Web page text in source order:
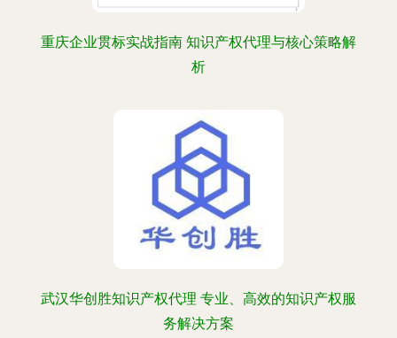
重庆企业贯标实战指南 知识产权代理与核心策略解
析
武汉华创胜知识产权代理 专业、高效的知识产权服
务解决方案